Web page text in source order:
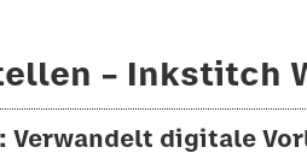
– Inkstitch
Verwandelt digitale